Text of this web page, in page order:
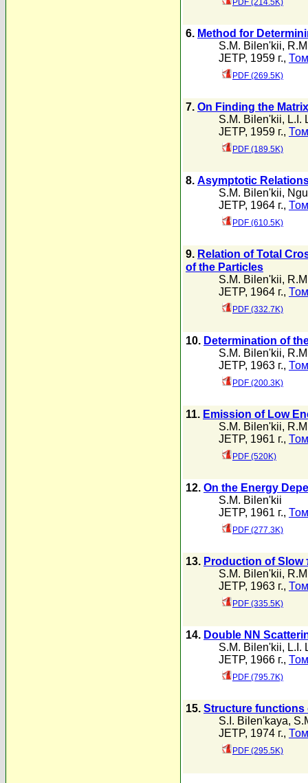
PDF (214.5K)
6. Method for
S.M. Bilen'kii,
JETP, 1959 г.,
PDF (269.5K)
7. On Finding the
S.M. Bilen'kii, L.I.
JETP, 1959 г.,
PDF (189.5K)
8. Asymptotic
S.M. Bilen'kii,
JETP, 1964 г.,
PDF (610.5K)
9. Relation of Total
of the Particles
S.M. Bilen'kii,
JETP, 1964 г.,
PDF (332.7K)
10. Determination of
S.M. Bilen'kii,
JETP, 1963 г.,
PDF (200.3K)
11. Emission of Low
S.M. Bilen'kii,
JETP, 1961 г.,
PDF (520K)
12. On the Energy
S.M. Bilen'kii
JETP, 1961 г.,
PDF (277.3K)
13. Production of
S.M. Bilen'kii,
JETP, 1963 г.,
PDF (335.5K)
14. Double NN
S.M. Bilen'kii, L.I.
JETP, 1966 г.,
PDF (795.7K)
15. Structure functions
S.I. Bilen'kaya,
JETP, 1974 г.,
PDF (295.5K)